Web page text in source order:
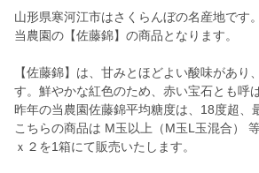
山形県寒河江市はさくらんぼの名産地です。
当農園の【佐藤錦】の商品となります。
【佐藤錦】は、甘みとほどよい酸味があり
す。鮮やかな紅色のため、赤い宝石とも呼
昨年の当農園佐藤錦平均糖度は、18度超、
こちらの商品は M玉以上（M玉L玉混合）
ｘ２を1箱にて販売いたします。